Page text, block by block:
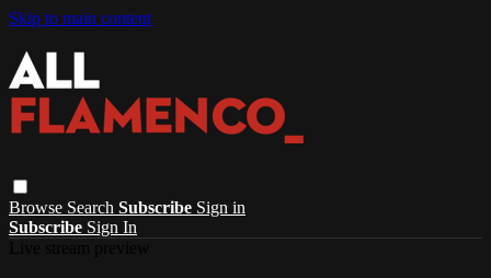
Skip to main content
Browse Search Subscribe Sign in
Subscribe Sign In